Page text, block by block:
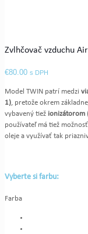
Zvlhčovač vzduchu
€80.00 s DPH
Model TWIN patrí medzi
1), pretože okrem
vybavený tiež ionizátorom
používateľ má tiež
oleje a využívať tak
Vyberte si farbu:
Farba